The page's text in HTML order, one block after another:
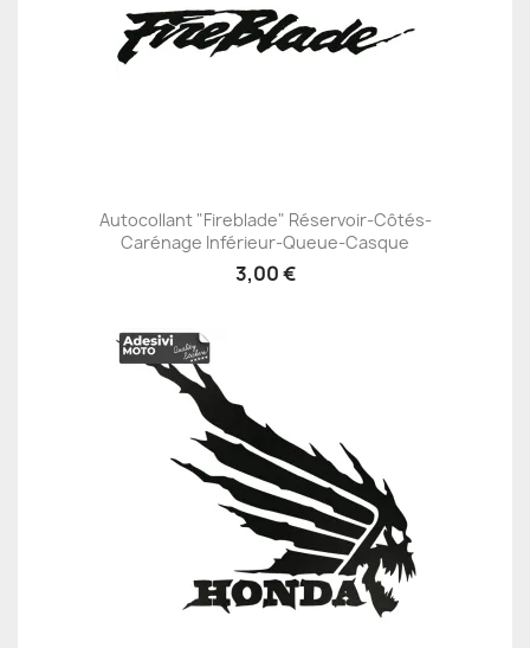
Autocollant "Fireblade" Réservoir-Côtés-
Carénage Inférieur-Queue-Casque
3,00 €